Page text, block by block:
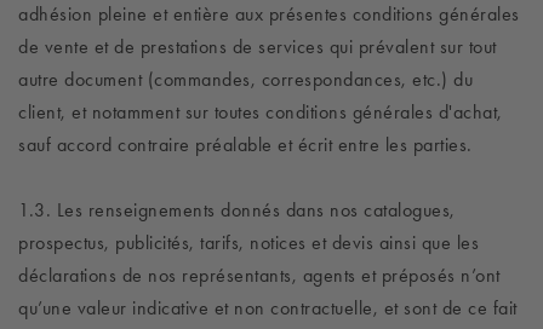
adhésion pleine et entière aux présentes conditions générales
de vente et de prestations de services qui prévalent sur tout
autre document (commandes, correspondances, etc.) du
client, et notamment sur toutes conditions générales d'achat,
sauf accord contraire préalable et écrit entre les parties.
1.3. Les renseignements donnés dans nos catalogues,
prospectus, publicités, tarifs, notices et devis ainsi que les
déclarations de nos représentants, agents et préposés n’ont
qu’une valeur indicative et non contractuelle, et sont de ce fait